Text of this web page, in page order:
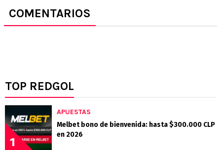
COMENTARIOS
TOP REDGOL
1
APUESTAS
Melbet bono de bienvenida: hasta $300.000 CLP
en 2026